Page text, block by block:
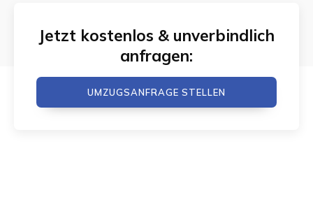
Jetzt kostenlos & unverbindlich
anfragen:
UMZUGSANFRAGE STELLEN